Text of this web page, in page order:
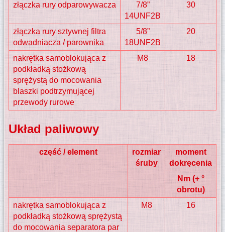
złączka rury odparowywacza
7/8”
14UNF2B
30
złączka rury sztywnej filtra
odwadniacza / parownika
5/8”
18UNF2B
20
nakrętka samoblokująca z
podkładką stożkową
sprężystą do mocowania
blaszki podtrzymującej
przewody rurowe
M8 18
Układ paliwowy
część / element
rozmiar
śruby
moment
dokręcenia
Nm (+ °
obrotu)
nakrętka samoblokująca z
podkładką stożkową sprężystą
do mocowania separatora par
M8 16